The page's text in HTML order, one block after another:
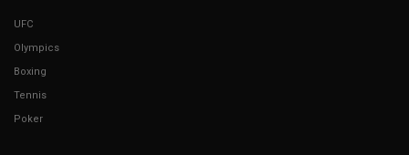
UFC
Olympics
Boxing
Tennis
Poker